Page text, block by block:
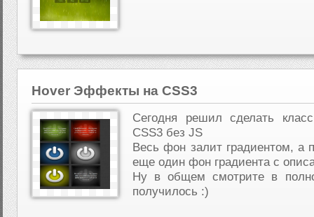
Hover Эффекты на CSS3
Сегодня решил сделать
CSS3 без JS
Весь фон залит градиентом, а
еще один фон градиента с
Ну в общем смотрите в
получилось :)